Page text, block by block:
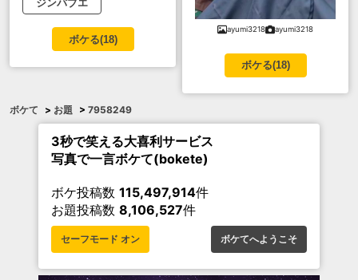
ジンバブエ
ボケる(18)
ayumi3218 ayumi3218
ボケる(18)
ボケて > お題 > 7958249
3秒で笑える大喜利サービス
写真で一言ボケて(bokete)
ボケ投稿数 115,497,914件
お題投稿数 8,106,527件
セーフモード オン ボケてへようこそ